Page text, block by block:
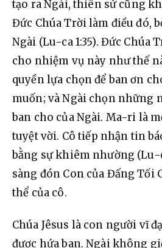
tạo ra Ngài, thiên sứ cũng
Đức Chúa Trời làm điều đó,
Ngài (Lu-ca 1:35). Đức Chúa
cho nhiệm vụ này như thế
quyền lựa chọn để ban ơn
muốn; và Ngài chọn những
ban cho của Ngài. Ma-ri là
tuyệt vời. Cô tiếp nhận tin
bằng sự khiêm nhường (Lu-
sàng đón Con của Đấng Tối
thể của cô.
Chúa Jêsus là con người vĩ
được hứa ban. Ngài không